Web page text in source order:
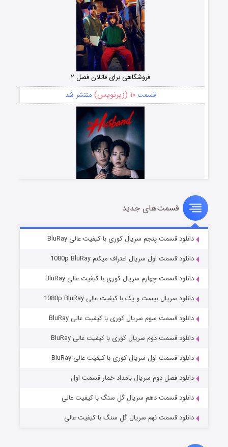
فروشگاهی برای قاتلان فصل ۲
قسمت۱۰ (زیرنویس) منتشر شد
قسمت۸ (زیرنویس) منتشر شد
عملیات آپارتمان
قسمت۲ (زیرنویس) منتشر شد
قسمت‌های جدید
دانلود قسمت پنجم سریال کوری با کیفیت عالی BluRay
دانلود قسمت اول سریال اعتراف میکنم 1080p BluRay
دانلود قسمت چهارم سریال کوری با کیفیت عالی BluRay
دانلود سریال بیست و یک با کیفیت عالی 1080p BluRay
دانلود قسمت سوم سریال کوری با کیفیت عالی BluRay
دانلود قسمت دوم سریال کوری با کیفیت عالی BluRay
دانلود قسمت اول سریال کوری با کیفیت عالی BluRay
دانلود فصل دوم سریال بامداد خمار قسمت اول
دانلود قسمت دهم سریال گل سنگ با کیفیت عالی
دانلود قسمت نهم سریال گل سنگ با کیفیت عالی